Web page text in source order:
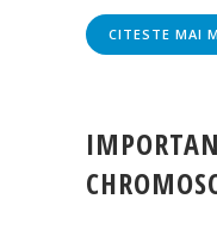
CITESTE MAI